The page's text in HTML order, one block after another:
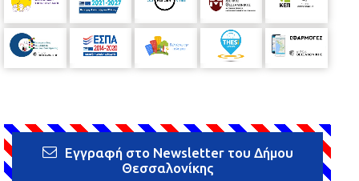
Εγγραφή στο Newsletter του Δήμου
Θεσσαλονίκης